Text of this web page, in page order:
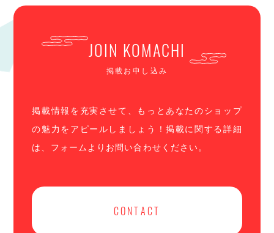
JOIN KOMACHI
掲載お申し込み
掲載情報を充実させて、もっとあなたのショップ
の魅力をアピールしましょう！掲載に関する詳細
は、フォームよりお問い合わせください。
CONTACT